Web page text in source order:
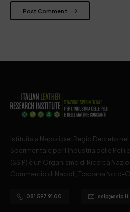
Post Comment
Istituita a Napoli per Regio Decreto nel
Sperimentale per l’Industria delle
(SSIP) è un Organismo di Ricerca
Commercio di Napoli, Toscana Nord-
081 597 91 00 ssip@ssip.it